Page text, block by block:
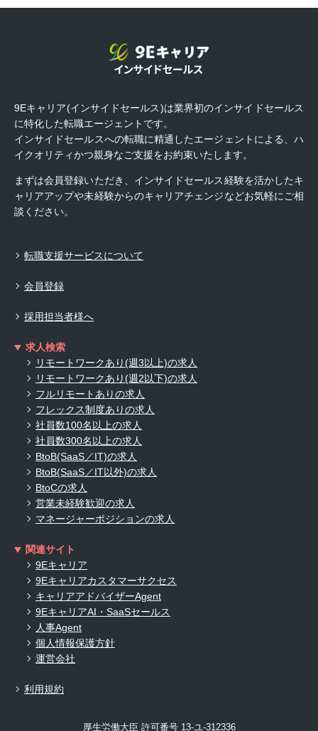
9Eキャリア(インサイドセールス)は業界初のインサイドセールス
に特化した転職エージェントです。
インサイドセールスへの転職に精通したエージェントによる、ハ
イクオリティかつ親身なご支援をお約束いたします。
まずは会員登録いただき、インサイドセールス経験を活かしたキ
ャリアアップや未経験からのキャリアチェンジなどお気軽にご相
談ください。
転職支援サービスについて
会員登録
採用担当者様へ
求人検索
リモートワークあり(週3以上)の求人
リモートワークあり(週2以下)の求人
フルリモートありの求人
フレックス制度ありの求人
社員数100名以上の求人
社員数300名以上の求人
BtoB(SaaS／IT)の求人
BtoB(SaaS／IT以外)の求人
BtoCの求人
営業未経験歓迎の求人
マネージャーポジションの求人
関連サイト
9Eキャリア
9Eキャリアカスタマーサクセス
キャリアアドバイザーAgent
9EキャリアAI・SaaSセールス
人事Agent
個人情報保護方針
運営会社
利用規約
厚生労働大臣 許可番号 13-ユ-312336